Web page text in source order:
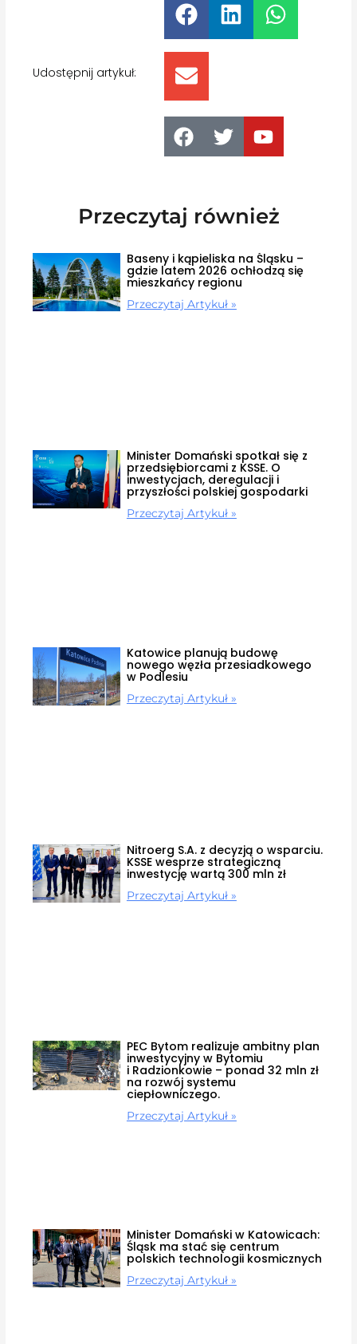
Udostępnij artykuł:
Przeczytaj również
Baseny i kąpieliska na Śląsku –
gdzie latem 2026 ochłodzą się
mieszkańcy regionu
Przeczytaj Artykuł »
Minister Domański spotkał się z
przedsiębiorcami z KSSE. O
inwestycjach, deregulacji i
przyszłości polskiej gospodarki
Przeczytaj Artykuł »
Katowice planują budowę
nowego węzła przesiadkowego
w Podlesiu
Przeczytaj Artykuł »
Nitroerg S.A. z decyzją o wsparciu.
KSSE wesprze strategiczną
inwestycję wartą 300 mln zł
Przeczytaj Artykuł »
PEC Bytom realizuje ambitny plan
inwestycyjny w Bytomiu
i Radzionkowie – ponad 32 mln zł
na rozwój systemu
ciepłowniczego.
Przeczytaj Artykuł »
Minister Domański w Katowicach:
Śląsk ma stać się centrum
polskich technologii kosmicznych
Przeczytaj Artykuł »